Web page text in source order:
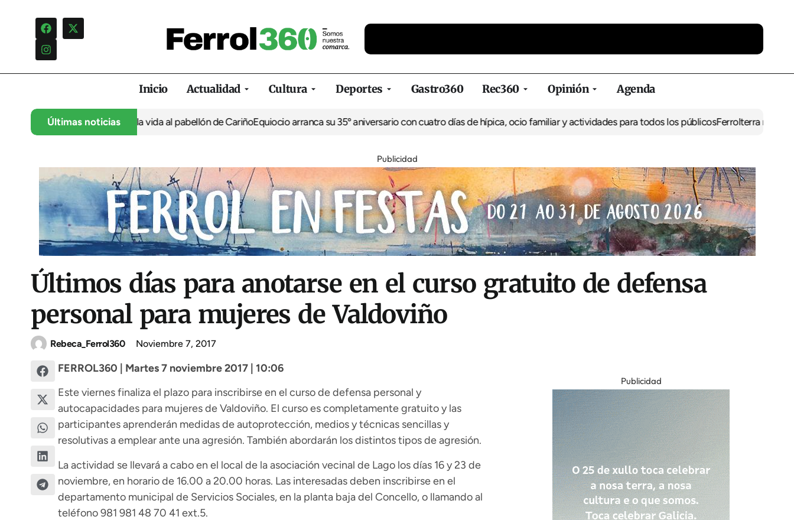
Inicio Actualidad Cultura Deportes Gastro360 Rec360 Opinión Agenda
Últimas noticias
euros para devolver la vida al pabellón de CariñoEquiocio arranca su 35º aniversario con cuatro días de hípica, ocio familiar y actividades para todos los públicosFerrolterra rebate a
Publicidad
Últimos días para anotarse en el curso gratuito de defensa
personal para mujeres de Valdoviño
Rebeca_Ferrol360 Noviembre 7, 2017
FERROL360 | Martes 7 noviembre 2017 | 10:06
Este viernes finaliza el plazo para inscribirse en el curso de defensa personal y
autocapacidades para mujeres de Valdoviño. El curso es completamente gratuito y las
participantes aprenderán medidas de autoprotección, medios y técnicas sencillas y
resolutivas a emplear ante una agresión. También abordarán los distintos tipos de agresión.
La actividad se llevará a cabo en el local de la asociación vecinal de Lago los días 16 y 23 de
noviembre, en horario de 16.00 a 20.00 horas. Las interesadas deben inscribirse en el
departamento municipal de Servicios Sociales, en la planta baja del Concello, o llamando al
teléfono 981 981 48 70 41 ext.5.
Publicidad